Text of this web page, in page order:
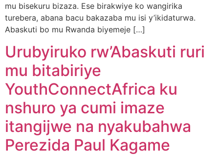
mu bisekuru bizaza. Ese birakwiye ko wangirika
turebera, abana bacu bakazaba mu isi y’ikidaturwa.
Abaskuti bo mu Rwanda biyemeje […]
Urubyiruko rw’Abaskuti ruri
mu bitabiriye
YouthConnectAfrica ku
nshuro ya cumi imaze
itangijwe na nyakubahwa
Perezida Paul Kagame